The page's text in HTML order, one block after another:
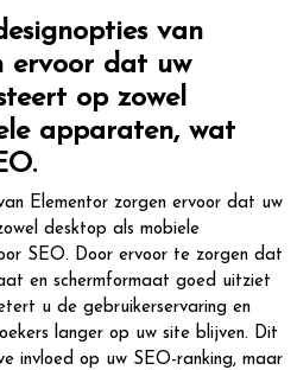
van
ervoor dat uw
op zowel
apparaten, wat
Elementor zorgen ervoor dat uw
desktop als mobiele
SEO. Door ervoor te zorgen dat
en schermformaat goed uitziet
u de gebruikerservaring en
langer op uw site blijven. Dit
invloed op uw SEO-ranking, maar